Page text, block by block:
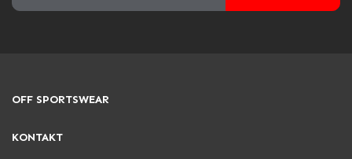
OFF SPORTSWEAR
KONTAKT